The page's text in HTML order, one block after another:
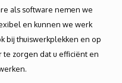
als software nemen we
en kunnen we werk
bij thuiswerkplekken en op
te zorgen dat u efficiënt en